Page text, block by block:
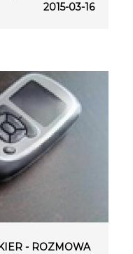
2015-03-16
- ROZMOWA